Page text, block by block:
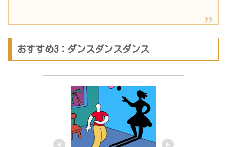
おすすめ3：ダンスダンスダンス